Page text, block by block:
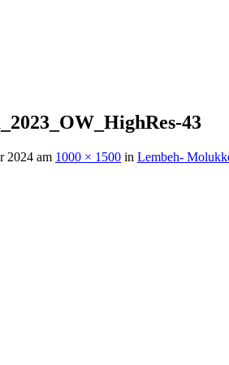
43
2024 am 1000 × 1500 in Lembeh-